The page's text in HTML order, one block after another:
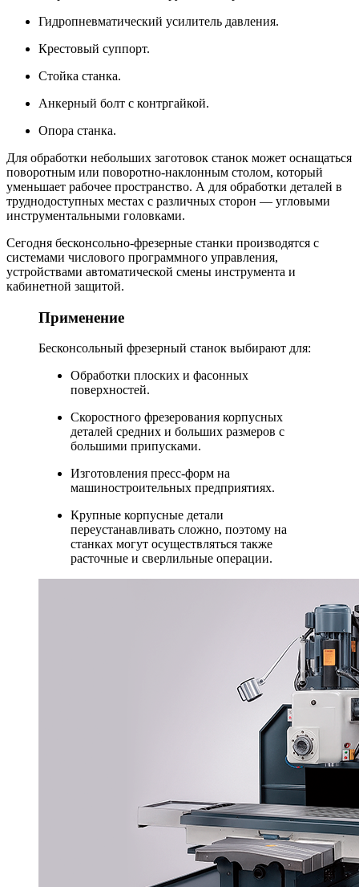
Гидропневматический усилитель давления.
Крестовый суппорт.
Стойка станка.
Анкерный болт с контргайкой.
Опора станка.
Для обработки небольших заготовок станок может оснащаться
поворотным или поворотно-наклонным столом, который
уменьшает рабочее пространство. А для обработки деталей в
труднодоступных местах с различных сторон — угловыми
инструментальными головками.
Сегодня бесконсольно-фрезерные станки производятся с
системами числового программного управления,
устройствами автоматической смены инструмента и
кабинетной защитой.
Применение
Бесконсольный фрезерный станок выбирают для:
Обработки плоских и фасонных
поверхностей.
Скоростного фрезерования корпусных
деталей средних и больших размеров с
большими припусками.
Изготовления пресс-форм на
машиностроительных предприятиях.
Крупные корпусные детали
переустанавливать сложно, поэтому на
станках могут осуществляться также
расточные и сверлильные операции.